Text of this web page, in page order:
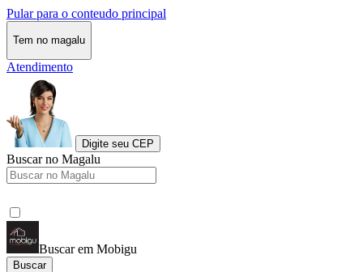
Pular para o conteudo principal
Tem no magalu
Atendimento
Digite seu CEP
Buscar no Magalu
Buscar em Mobigu
Buscar